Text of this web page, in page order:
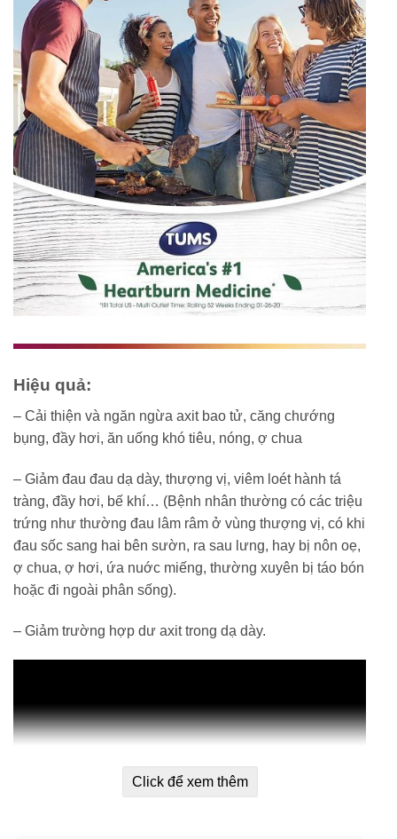
Hiệu quả:
– Cải thiện và ngăn ngừa axit bao tử, căng chướng
bụng, đầy hơi, ăn uống khó tiêu, nóng, ợ chua
– Giảm đau đau dạ dày, thượng vị, viêm loét hành tá
tràng, đầy hơi, bế khí… (Bệnh nhân thường có các triệu
trứng như thường đau lâm râm ở vùng thượng vị, có khi
đau sốc sang hai bên sườn, ra sau lưng, hay bị nôn oẹ,
ợ chua, ợ hơi, ứa nuớc miếng, thường xuyên bị táo bón
hoặc đi ngoài phân sống).
– Giảm trường hợp dư axit trong dạ dày.
Click để xem thêm